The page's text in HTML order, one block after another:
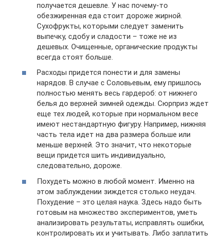
получается дешевле. У нас почему-то
обезжиренная еда стоит дороже жирной.
Сухофрукты, которыми следует заменить
выпечку, сдобу и сладости – тоже не из
дешевых. Очищенные, органические продукты
всегда стоят больше.
Расходы придется понести и для замены
нарядов. В случае с Соловьевым, ему пришлось
полностью менять весь гардероб: от нижнего
белья до верхней зимней одежды. Сюрприз ждет
еще тех людей, которые при нормальном весе
имеют нестандартную фигуру. Например, нижняя
часть тела идет на два размера больше или
меньше верхней. Это значит, что некоторые
вещи придется шить индивидуально,
следовательно, дороже.
Похудеть можно в любой момент. Именно на
этом заблуждении зиждется столько неудач.
Похудение – это целая наука. Здесь надо быть
готовым на множество экспериментов, уметь
анализировать результаты, исправлять ошибки,
контролировать их и учитывать. Либо заплатить